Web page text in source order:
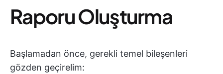
Raporu Oluşturma
Başlamadan önce, gerekli temel bileşenleri
gözden geçirelim: